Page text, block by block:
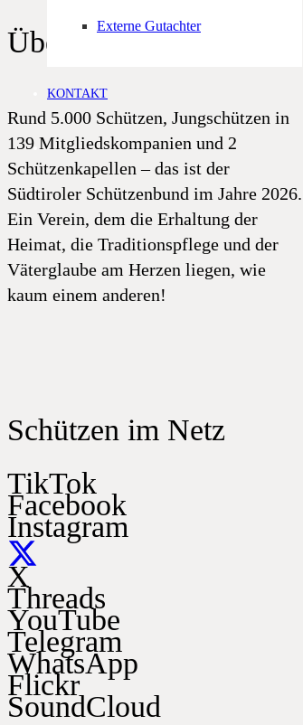
Externe Gutachter
KONTAKT
Über uns
Rund 5.000 Schützen, Jungschützen in
139 Mitgliedskompanien und 2
Schützenkapellen – das ist der
Südtiroler Schützenbund im Jahre 2026.
Ein Verein, dem die Erhaltung der
Heimat, die Traditionspflege und der
Väterglaube am Herzen liegen, wie
kaum einem anderen!
Schützen im Netz
TikTok
Facebook
Instagram
X
Threads
YouTube
Telegram
WhatsApp
Flickr
SoundCloud